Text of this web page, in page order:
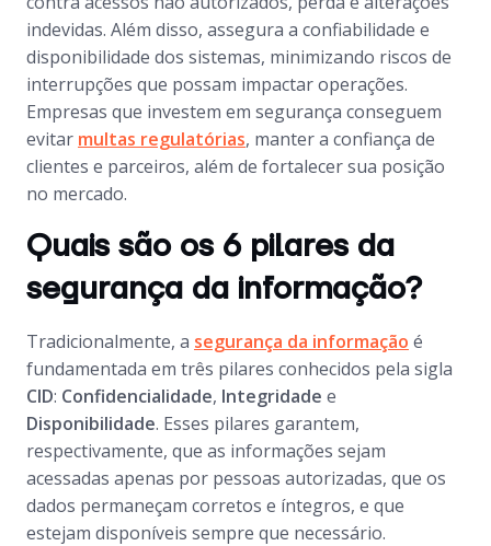
indevidas. Além disso, assegura a confiabilidade e
disponibilidade dos sistemas, minimizando riscos de
interrupções que possam impactar operações.
Empresas que investem em segurança conseguem
evitar multas regulatórias, manter a confiança de
clientes e parceiros, além de fortalecer sua posição
no mercado.
Quais são os 6 pilares da
segurança da informação?
Tradicionalmente, a segurança da informação é
fundamentada em três pilares conhecidos pela sigla
CID: Confidencialidade, Integridade e
Disponibilidade. Esses pilares garantem,
respectivamente, que as informações sejam
acessadas apenas por pessoas autorizadas, que os
dados permaneçam corretos e íntegros, e que
estejam disponíveis sempre que necessário.